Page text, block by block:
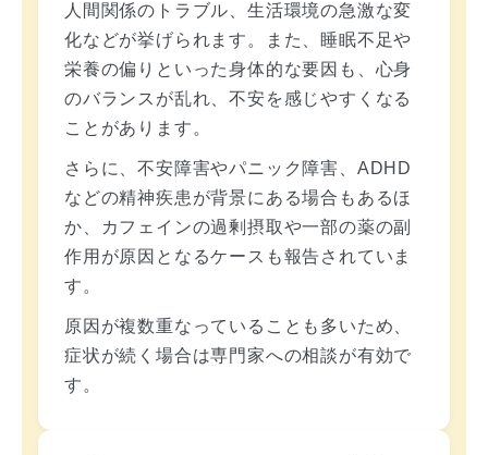
人間関係のトラブル、生活環境の急激な変
化などが挙げられます。また、睡眠不足や
栄養の偏りといった身体的な要因も、心身
のバランスが乱れ、不安を感じやすくなる
ことがあります。
さらに、不安障害やパニック障害、ADHD
などの精神疾患が背景にある場合もあるほ
か、カフェインの過剰摂取や一部の薬の副
作用が原因となるケースも報告されていま
す。
原因が複数重なっていることも多いため、
症状が続く場合は専門家への相談が有効で
す。